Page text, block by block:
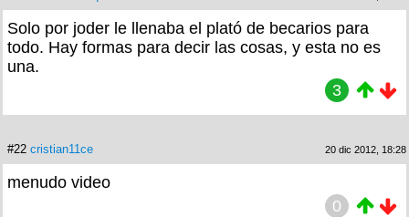
Solo por joder le llenaba el plató de becarios para
todo. Hay formas para decir las cosas, y esta no es
una.
3
#22 cristian11ce 20 dic 2012, 18:28
menudo video
0